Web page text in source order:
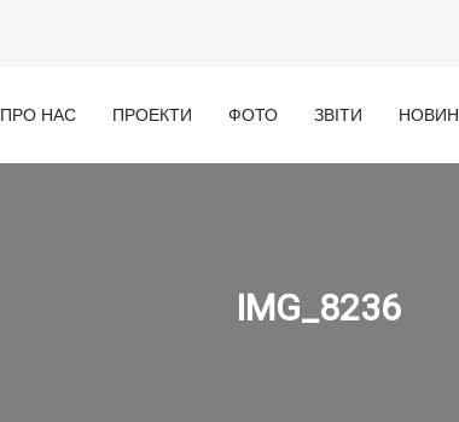
ПРО НАС ПРОЕКТИ ФОТО ЗВІТИ
IMG_8236